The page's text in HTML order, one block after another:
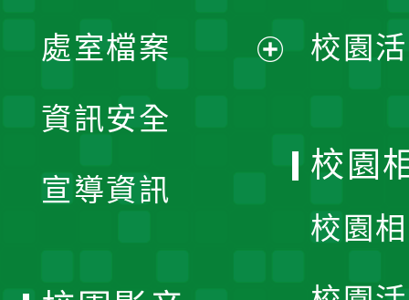
單
處室檔案
資訊安全
宣導資訊
校園
校園
校園